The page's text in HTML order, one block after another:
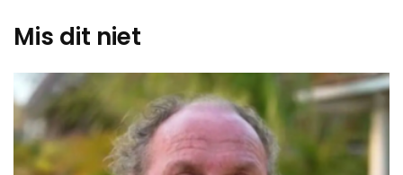
Mis dit niet